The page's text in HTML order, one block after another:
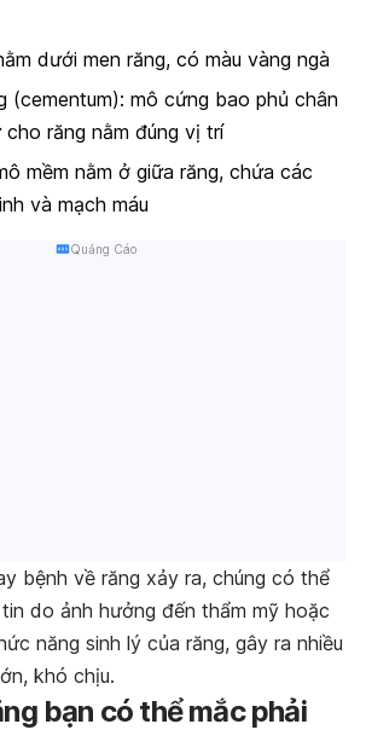
dưới men răng, có màu vàng ngà
(cementum): mô cứng bao phủ chân
cho răng nằm đúng vị trí
mềm nằm ở giữa răng, chứa các
và mạch máu
Quảng Cáo
bệnh về răng xảy ra, chúng có thể
do ảnh hưởng đến thẩm mỹ hoặc
năng sinh lý của răng, gây ra nhiều
khó chịu.
bạn có thể mắc phải